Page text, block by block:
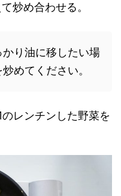
炒め合わせる。
り油に移したい場
めてください。
レンチンした野菜を